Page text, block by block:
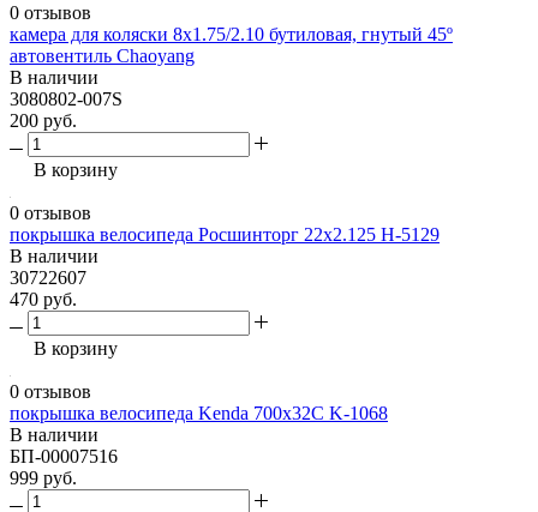
0 отзывов
камера для коляски 8х1.75/2.10 бутиловая, гнутый 45º
автовентиль Chaoyang
В наличии
3080802-007S
200 руб.
В корзину
0 отзывов
покрышка велосипеда Росшинторг 22х2.125 H-5129
В наличии
30722607
470 руб.
В корзину
0 отзывов
покрышка велосипеда Kenda 700х32C K-1068
В наличии
БП-00007516
999 руб.